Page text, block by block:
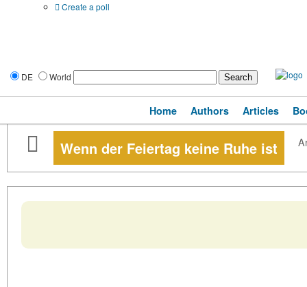
Create a poll
DE World
Home Authors Articles
Wenn der Feiertag keine Ruhe ist